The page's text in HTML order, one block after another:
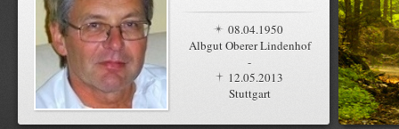
08.04.1950
Albgut Oberer Lindenhof
-
12.05.2013
Stuttgart